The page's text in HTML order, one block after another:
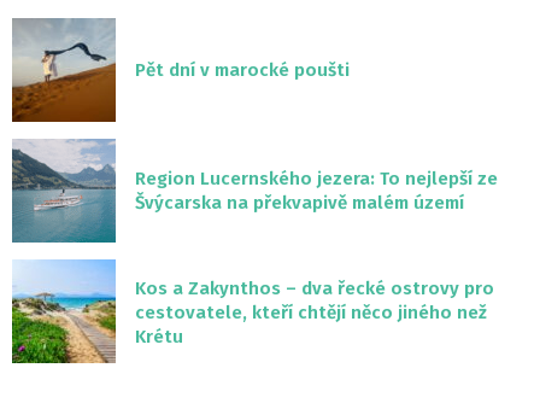
Pět dní v marocké poušti
Region Lucernského jezera: To nejlepší ze
Švýcarska na překvapivě malém území
Kos a Zakynthos – dva řecké ostrovy pro
cestovatele, kteří chtějí něco jiného než
Krétu